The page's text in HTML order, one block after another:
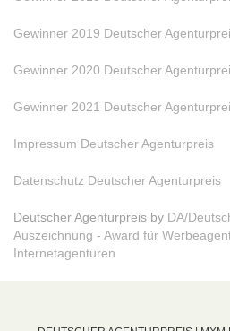
Gewinner 2019 Deutscher
Gewinner 2020 Deutscher
Gewinner 2021 Deutscher
Impressum Deutscher Agenturpreis
Datenschutz Deutscher Agenturpreis
Deutscher Agenturpreis by DA/
Auszeichnung - Award für
Internetagenturen